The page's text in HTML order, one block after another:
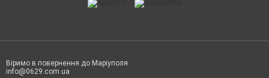
Віримо в повернення до Маріуполя
info@0629.com.ua